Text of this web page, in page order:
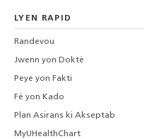
LYEN RAPID
Randevou
Jwenn yon Doktè
Peye yon Fakti
Fè yon Kado
Plan Asirans ki Akseptab
MyUHealthChart